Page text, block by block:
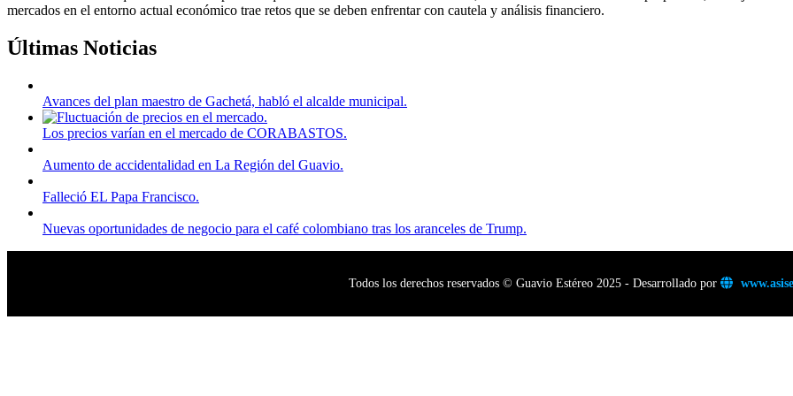
mercados en el entorno actual económico trae retos que se deben enfrentar con cautela y análisis financiero.
Últimas Noticias
Avances del plan maestro de Gachetá, habló el alcalde municipal.
Los precios varían en el mercado de CORABASTOS.
Aumento de accidentalidad en La Región del Guavio.
Falleció EL Papa Francisco.
Nuevas oportunidades de negocio para el café colombiano tras los aranceles de Trump.
Todos los derechos reservados © Guavio Estéreo 2025 - Desarrollado por